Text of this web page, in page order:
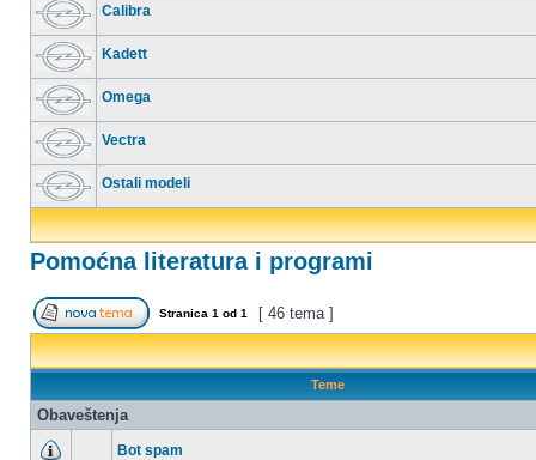
Calibra
Kadett
Omega
Vectra
Ostali modeli
Pomoćna literatura i programi
Stranica 1 od 1 [ 46 tema ]
Teme
Obaveštenja
Bot spam